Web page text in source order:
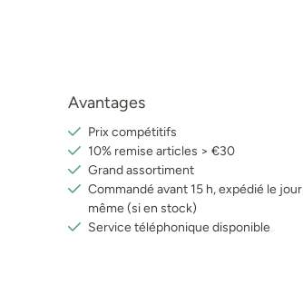
Avantages
Prix compétitifs
10% remise articles > €30
Grand assortiment
Commandé avant 15 h, expédié le jour
même (si en stock)
Service téléphonique disponible